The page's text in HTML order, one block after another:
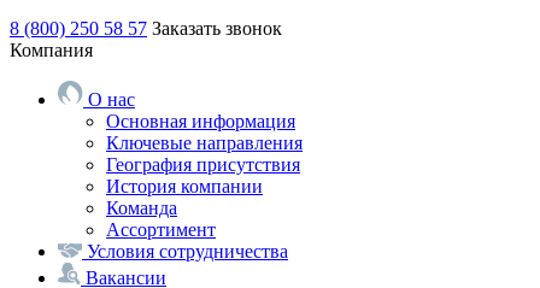
8 (800) 250 58 57 Заказать звонок
Компания
О нас
Основная информация
Ключевые направления
География присутствия
История компании
Команда
Ассортимент
Условия сотрудничества
Вакансии